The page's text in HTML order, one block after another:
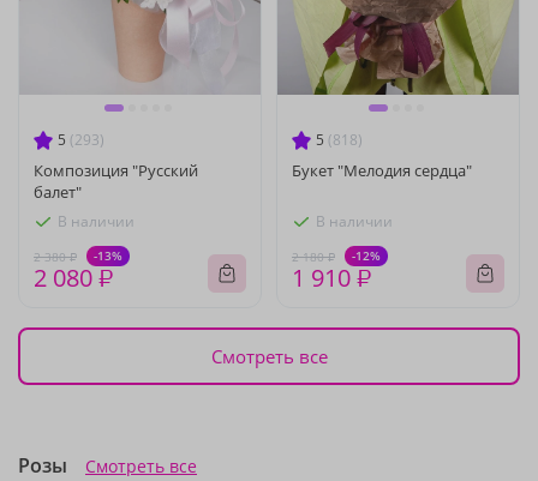
5 (293)
Композиция "Русский
балет"
В наличии
2 380 ₽ -13%
2 080 ₽
5 (818)
Букет "Мелодия сердца"
В наличии
2 180 ₽ -12%
1 910 ₽
Смотреть все
Розы Смотреть все